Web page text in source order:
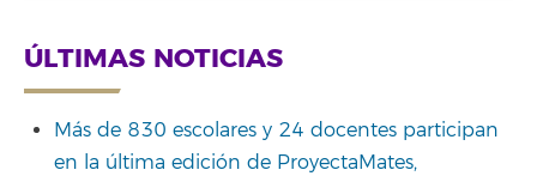
ÚLTIMAS NOTICIAS
Más de 830 escolares y 24 docentes participan
en la última edición de ProyectaMates,